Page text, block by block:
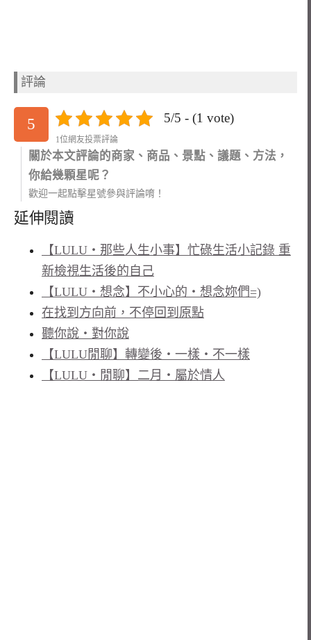
評論
5 5/5 - (1 vote)
1位網友投票評論
關於本文評論的商家、商品、景點、議題、方法，
你給幾顆星呢？
歡迎一起點擊星號參與評論唷！
延伸閱讀
【LULU‧那些人生小事】忙碌生活小記錄 重
新檢視生活後的自己
【LULU‧想念】不小心的‧想念妳們=)
在找到方向前，不停回到原點
聽你說‧對你說
【LULU閒聊】轉變後‧一樣‧不一樣
【LULU‧閒聊】二月‧屬於情人